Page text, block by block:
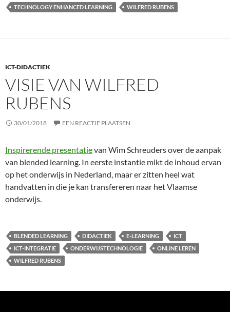
TECHNOLOGY ENHANCED LEARNING
WILFRED RUBENS
ICT-DIDACTIEK
VISIE VAN WILFRED
RUBENS
30/01/2018 EEN REACTIE PLAATSEN
Inspirerende presentatievan Wim Schreuders over de aanpak
van blended learning. In eerste instantie mikt de inhoud ervan
op het onderwijs in Nederland, maar er zitten heel wat
handvatten in die je kan transfereren naar het Vlaamse
onderwijs.
BLENDED LEARNING DIDACTIEK E-LEARNING
ICT
ICT-INTEGRATIE
ONDERWIJSTECHNOLOGIE
ONLINE LEREN
WILFRED RUBENS